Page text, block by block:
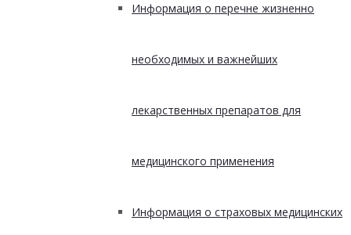
Информация о перечне жизненно
необходимых и важнейших
лекарственных препаратов для
медицинского применения
Информация о страховых медицинских